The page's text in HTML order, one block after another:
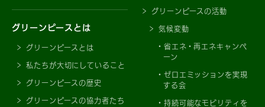
グリーンピースとは
グリーンピースとは
私たちが大切にしていること
グリーンピースの歴史
グリーンピースの協力者たち
グリーンピースの活動
気候変動
省エネ・再エネキャンペ
ーン
ゼロエミッションを実現
する会
持続可能なモビリティを